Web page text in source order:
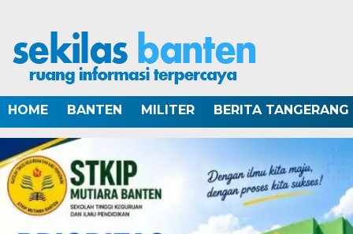
HOME BANTEN MILITER BERITA TANGERANG